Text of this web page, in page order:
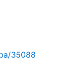
35088